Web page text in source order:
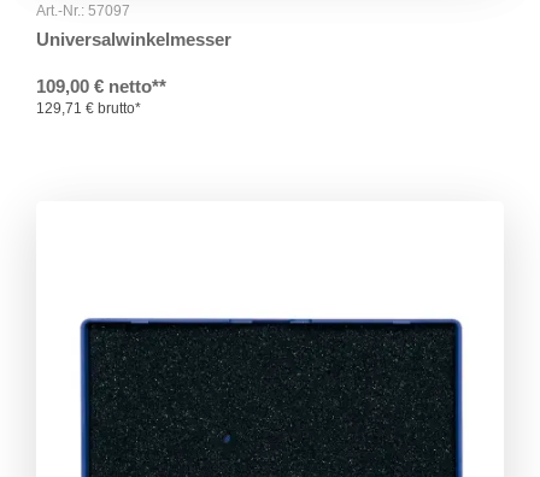
Art.-Nr.: 57097
Universalwinkelmesser
109,00 € netto**
129,71 € brutto*